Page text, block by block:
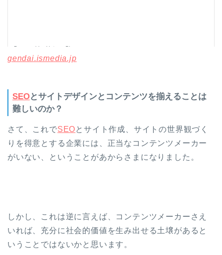
gendai.ismedia.jp
SEOとサイトデザインとコンテンツを揃えることは
難しいのか？
さて、これでSEO とサイト作成、サイトの世界観づく
りを得意とする企業には、正当なコンテンツメーカー
がいない、ということがあからさまになりました。
しかし、これは逆に言えば、コンテンツメーカーさえ
いれば、充分に社会的価値を生み出せる土壌があると
いうことではないかと思います。